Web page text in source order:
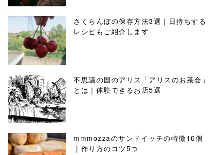
さくらんぼの保存方法3選｜日持ちする
レシピもご紹介します
不思議の国のアリス「アリスのお茶会」
とは｜体験できるお店5選
mmmozzaのサンドイッチの特徴10個
｜作り方のコツ5つ